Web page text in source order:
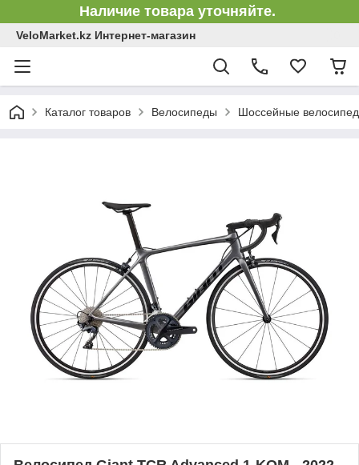
Наличие товара уточняйте.
VeloMarket.kz Интернет-магазин
Каталог товаров Велосипеды Шоссейные